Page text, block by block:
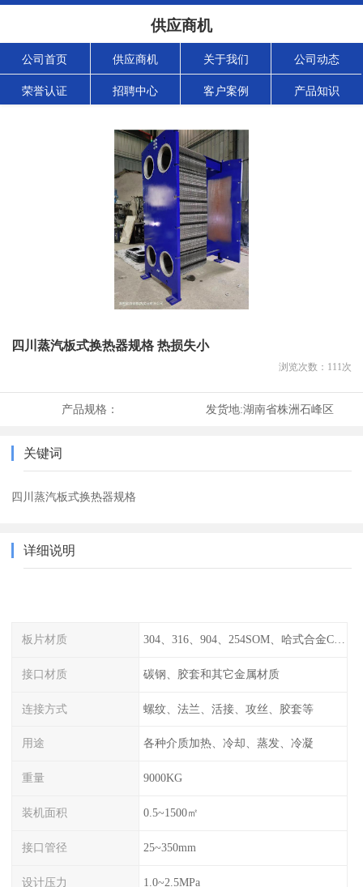
供应商机
公司首页 供应商机 关于我们 公司动态
荣誉认证 招聘中心 客户案例 产品知识
四川蒸汽板式换热器规格 热损失小
浏览次数： 111次
产品规格： 发货地:湖南省株洲石峰区
关键词
四川蒸汽板式换热器规格
详细说明
板片材质 304、316、904、254SOM、哈式合金C-276、TA1等
接口材质 碳钢、胶套和其它金属材质
连接方式 螺纹、法兰、活接、攻丝、胶套等
用途 各种介质加热、冷却、蒸发、冷凝
重量 9000KG
装机面积 0.5~1500㎡
接口管径 25~350mm
设计压力 1.0~2.5MPa